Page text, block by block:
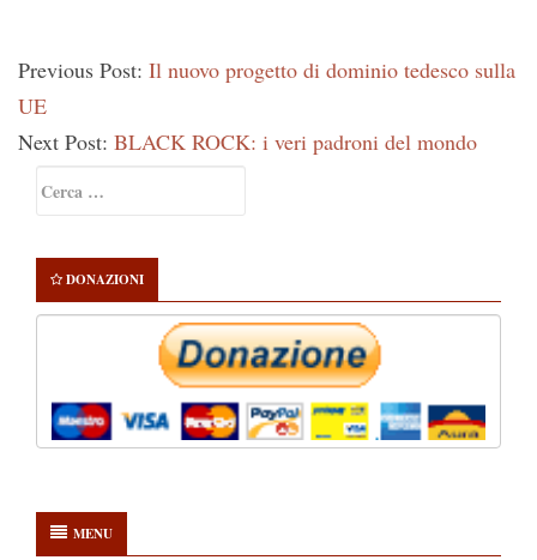
Previous Post: Il nuovo progetto di dominio tedesco sulla
UE
Next Post: BLACK ROCK: i veri padroni del mondo
Sidebar
per:
DONAZIONI
MENU